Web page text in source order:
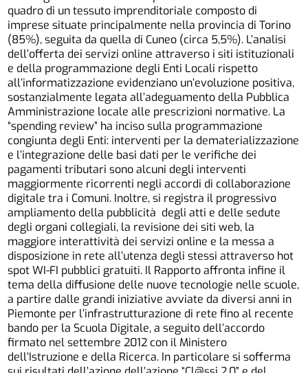
quadro di un tessuto imprenditoriale composto di
imprese situate principalmente nella provincia di Torino
(85%), seguita da quella di Cuneo (circa 5,5%). L’analisi
dell’offerta dei servizi online attraverso i siti istituzionali
e della programmazione degli Enti Locali rispetto
all’informatizzazione evidenziano un’evoluzione positiva,
sostanzialmente legata all’adeguamento della Pubblica
Amministrazione locale alle prescrizioni normative. La
“spending review” ha inciso sulla programmazione
congiunta degli Enti: interventi per la dematerializzazione
e l’integrazione delle basi dati per le verifiche dei
pagamenti tributari sono alcuni degli interventi
maggiormente ricorrenti negli accordi di collaborazione
digitale tra i Comuni. Inoltre, si registra il progressivo
ampliamento della pubblicità degli atti e delle sedute
degli organi collegiali, la revisione dei siti web, la
maggiore interattività dei servizi online e la messa a
disposizione in rete all’utenza degli stessi attraverso hot
spot WI-FI pubblici gratuiti. Il Rapporto affronta infine il
tema della diffusione delle nuove tecnologie nelle scuole,
a partire dalle grandi iniziative avviate da diversi anni in
Piemonte per l’infrastrutturazione di rete fino al recente
bando per la Scuola Digitale, a seguito dell’accordo
firmato nel settembre 2012 con il Ministero
dell’Istruzione e della Ricerca. In particolare si sofferma